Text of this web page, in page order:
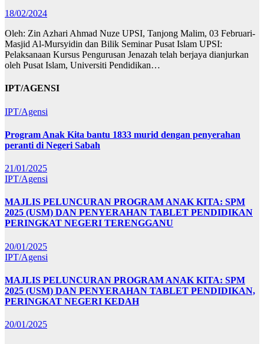
18/02/2024
Oleh: Zin Azhari Ahmad Nuze UPSI, Tanjong Malim, 03 Februari-
Masjid Al-Mursyidin dan Bilik Seminar Pusat Islam UPSI:
Pelaksanaan Kursus Pengurusan Jenazah telah berjaya dianjurkan
oleh Pusat Islam, Universiti Pendidikan…
IPT/AGENSI
IPT/Agensi
Program Anak Kita bantu 1833 murid dengan penyerahan
peranti di Negeri Sabah
21/01/2025
IPT/Agensi
MAJLIS PELUNCURAN PROGRAM ANAK KITA: SPM
2025 (USM) DAN PENYERAHAN TABLET PENDIDIKAN
PERINGKAT NEGERI TERENGGANU
20/01/2025
IPT/Agensi
MAJLIS PELUNCURAN PROGRAM ANAK KITA: SPM
2025 (USM) DAN PENYERAHAN TABLET PENDIDIKAN,
PERINGKAT NEGERI KEDAH
20/01/2025